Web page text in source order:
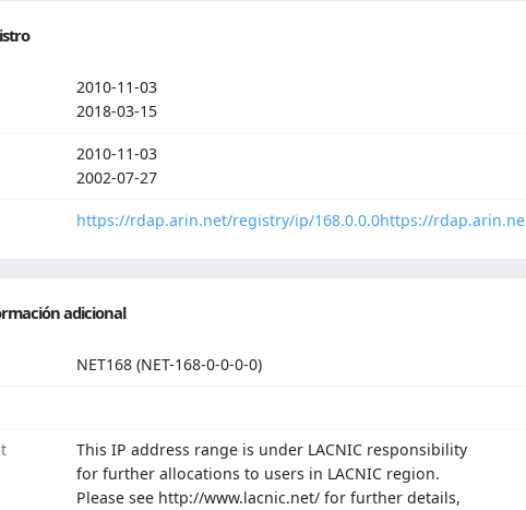
2010-11-03
2018-03-15
2010-11-03
2002-07-27
https://rdap.arin.net/registry/ip/168.0.0.0https://
adicional
NET168 (NET-168-0-0-0-0)
This IP address range is under LACNIC responsibility
for further allocations to users in LACNIC region.
Please see http://www.lacnic.net/ for further details,